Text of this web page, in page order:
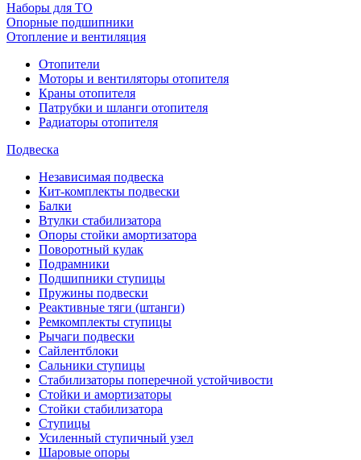
Наборы для ТО
Опорные подшипники
Отопление и вентиляция
Отопители
Моторы и вентиляторы отопителя
Краны отопителя
Патрубки и шланги отопителя
Радиаторы отопителя
Подвеска
Независимая подвеска
Кит-комплекты подвески
Балки
Втулки стабилизатора
Опоры стойки амортизатора
Поворотный кулак
Подрамники
Подшипники ступицы
Пружины подвески
Реактивные тяги (штанги)
Ремкомплекты ступицы
Рычаги подвески
Сайлентблоки
Сальники ступицы
Стабилизаторы поперечной устойчивости
Стойки и амортизаторы
Стойки стабилизатора
Ступицы
Усиленный ступичный узел
Шаровые опоры